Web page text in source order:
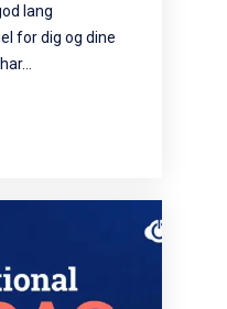
lang
for dig og dine